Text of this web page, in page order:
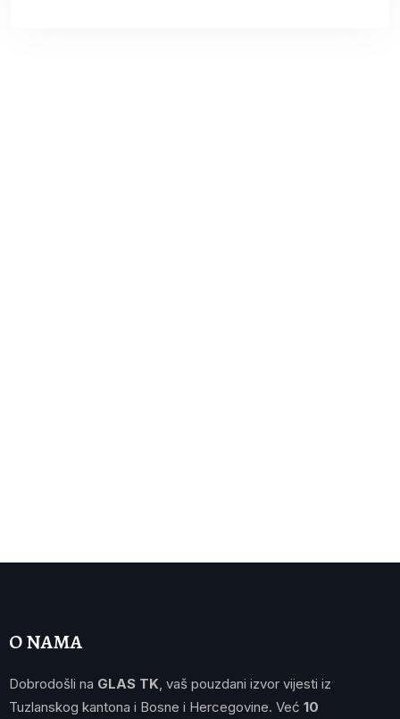
O NAMA
Dobrodošli na GLAS TK , vaš pouzdani izvor vijesti iz
Tuzlanskog kantona i Bosne i Hercegovine. Već 10